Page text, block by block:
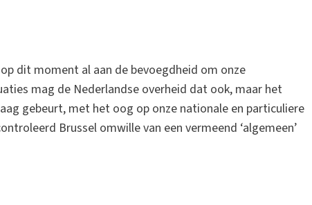
dit moment al aan de bevoegdheid om onze
mag de Nederlandse overheid dat ook, maar het
gebeurt, met het oog op onze nationale en particuliere
Brussel omwille van een vermeend ‘algemeen’